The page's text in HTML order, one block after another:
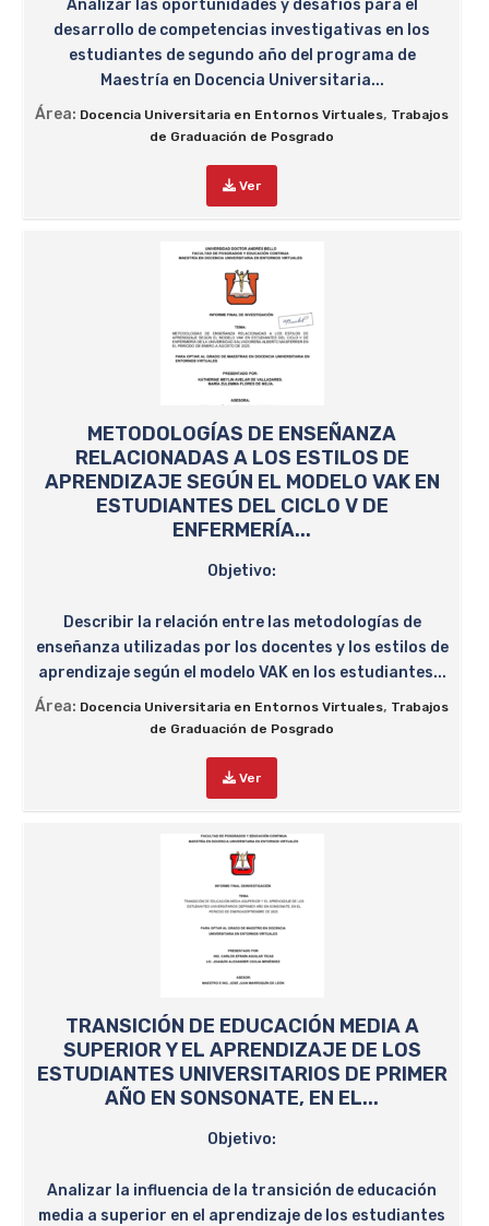
Analizar las oportunidades y desafíos para el
desarrollo de competencias investigativas en los
estudiantes de segundo año del programa de
Maestría en Docencia Universitaria...
Área: Docencia Universitaria en Entornos Virtuales, Trabajos
de Graduación de Posgrado
Ver
METODOLOGÍAS DE ENSEÑANZA
RELACIONADAS A LOS ESTILOS DE
APRENDIZAJE SEGÚN EL MODELO VAK EN
ESTUDIANTES DEL CICLO V DE
ENFERMERÍA...
Objetivo:
Describir la relación entre las metodologías de
enseñanza utilizadas por los docentes y los estilos de
aprendizaje según el modelo VAK en los estudiantes...
Área: Docencia Universitaria en Entornos Virtuales, Trabajos
de Graduación de Posgrado
Ver
TRANSICIÓN DE EDUCACIÓN MEDIA A
SUPERIOR Y EL APRENDIZAJE DE LOS
ESTUDIANTES UNIVERSITARIOS DE PRIMER
AÑO EN SONSONATE, EN EL...
Objetivo:
Analizar la influencia de la transición de educación
media a superior en el aprendizaje de los estudiantes